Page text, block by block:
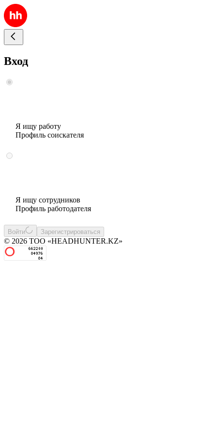
Вход
Я ищу работу
Профиль соискателя
Я ищу сотрудников
Профиль работодателя
Войти Зарегистрироваться
© 2026 ТОО «HEADHUNTER.KZ»